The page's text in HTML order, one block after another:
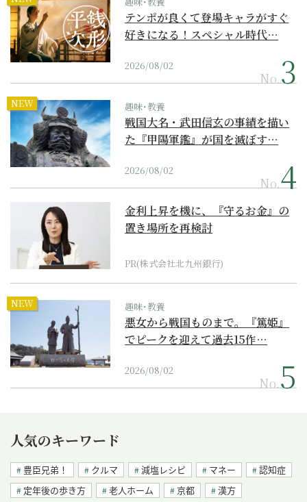
テンポが良くて登場キャラがすぐ
好きになる！スペシャル時代…
2026/08/02
No.
NEW 趣味･教養
戦国大名・武田信玄の事績を描い
た『甲陽軍鑑』が国を滅ぼす…
2026/08/02
No.
金利上昇を機に、『守るお金』の
置き場所を再検討
PR(株式会社北九州銀行)
NEW 趣味･教養
悪女から戦国ものまで。『篤姫』
でピークを迎えて過去15作…
2026/08/02
No.
人気のキーワード
豊臣兄弟！ クルマ 減塩レシピ マネー
認知症
定年後の歩き方
老人ホーム 京都 漢方